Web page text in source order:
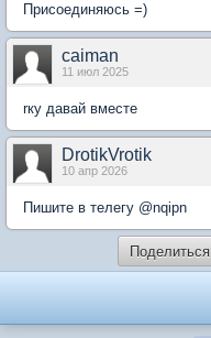
Присоединяюсь =)
caiman
11 июл 2025
rку давай вместе
DrotikVrotik
10 апр 2026
Пишите в телегу @nqipn
Поделиться